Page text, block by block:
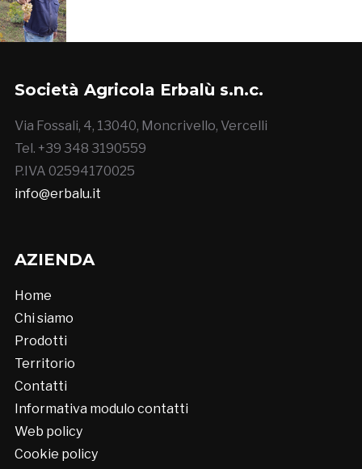
Società Agricola Erbalù s.n.c.
Via Fossali, 4, 13040, Moncrivello, Vercelli
Tel. +39 348 3190559
P.IVA 02594170025
info@erbalu.it
AZIENDA
Home
Chi siamo
Prodotti
Territorio
Contatti
Informativa modulo contatti
Web policy
Cookie policy